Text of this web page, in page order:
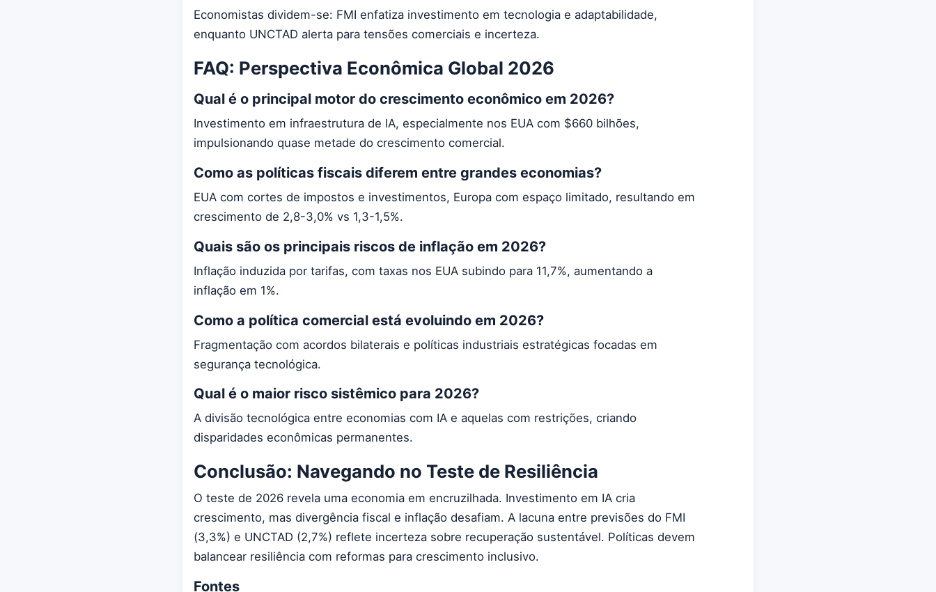
Economistas dividem-se: FMI enfatiza investimento em tecnologia e adaptabilidade,
enquanto UNCTAD alerta para tensões comerciais e incerteza.
FAQ: Perspectiva Econômica Global 2026
Qual é o principal motor do crescimento econômico em 2026?
Investimento em infraestrutura de IA, especialmente nos EUA com $660 bilhões,
impulsionando quase metade do crescimento comercial.
Como as políticas fiscais diferem entre grandes economias?
EUA com cortes de impostos e investimentos, Europa com espaço limitado, resultando em
crescimento de 2,8-3,0% vs 1,3-1,5%.
Quais são os principais riscos de inflação em 2026?
Inflação induzida por tarifas, com taxas nos EUA subindo para 11,7%, aumentando a
inflação em 1%.
Como a política comercial está evoluindo em 2026?
Fragmentação com acordos bilaterais e políticas industriais estratégicas focadas em
segurança tecnológica.
Qual é o maior risco sistêmico para 2026?
A divisão tecnológica entre economias com IA e aquelas com restrições, criando
disparidades econômicas permanentes.
Conclusão: Navegando no Teste de Resiliência
O teste de 2026 revela uma economia em encruzilhada. Investimento em IA cria
crescimento, mas divergência fiscal e inflação desafiam. A lacuna entre previsões do FMI
(3,3%) e UNCTAD (2,7%) reflete incerteza sobre recuperação sustentável. Políticas devem
balancear resiliência com reformas para crescimento inclusivo.
Fontes